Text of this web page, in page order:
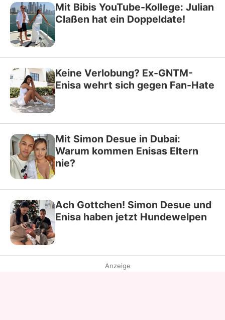
Mit Bibis YouTube-Kollege: Julian
Claßen hat ein Doppeldate!
Keine Verlobung? Ex-GNTM-
Enisa wehrt sich gegen Fan-Hate
Mit Simon Desue in Dubai:
Warum kommen Enisas Eltern
nie?
Ach Gottchen! Simon Desue und
Enisa haben jetzt Hundewelpen
Anzeige